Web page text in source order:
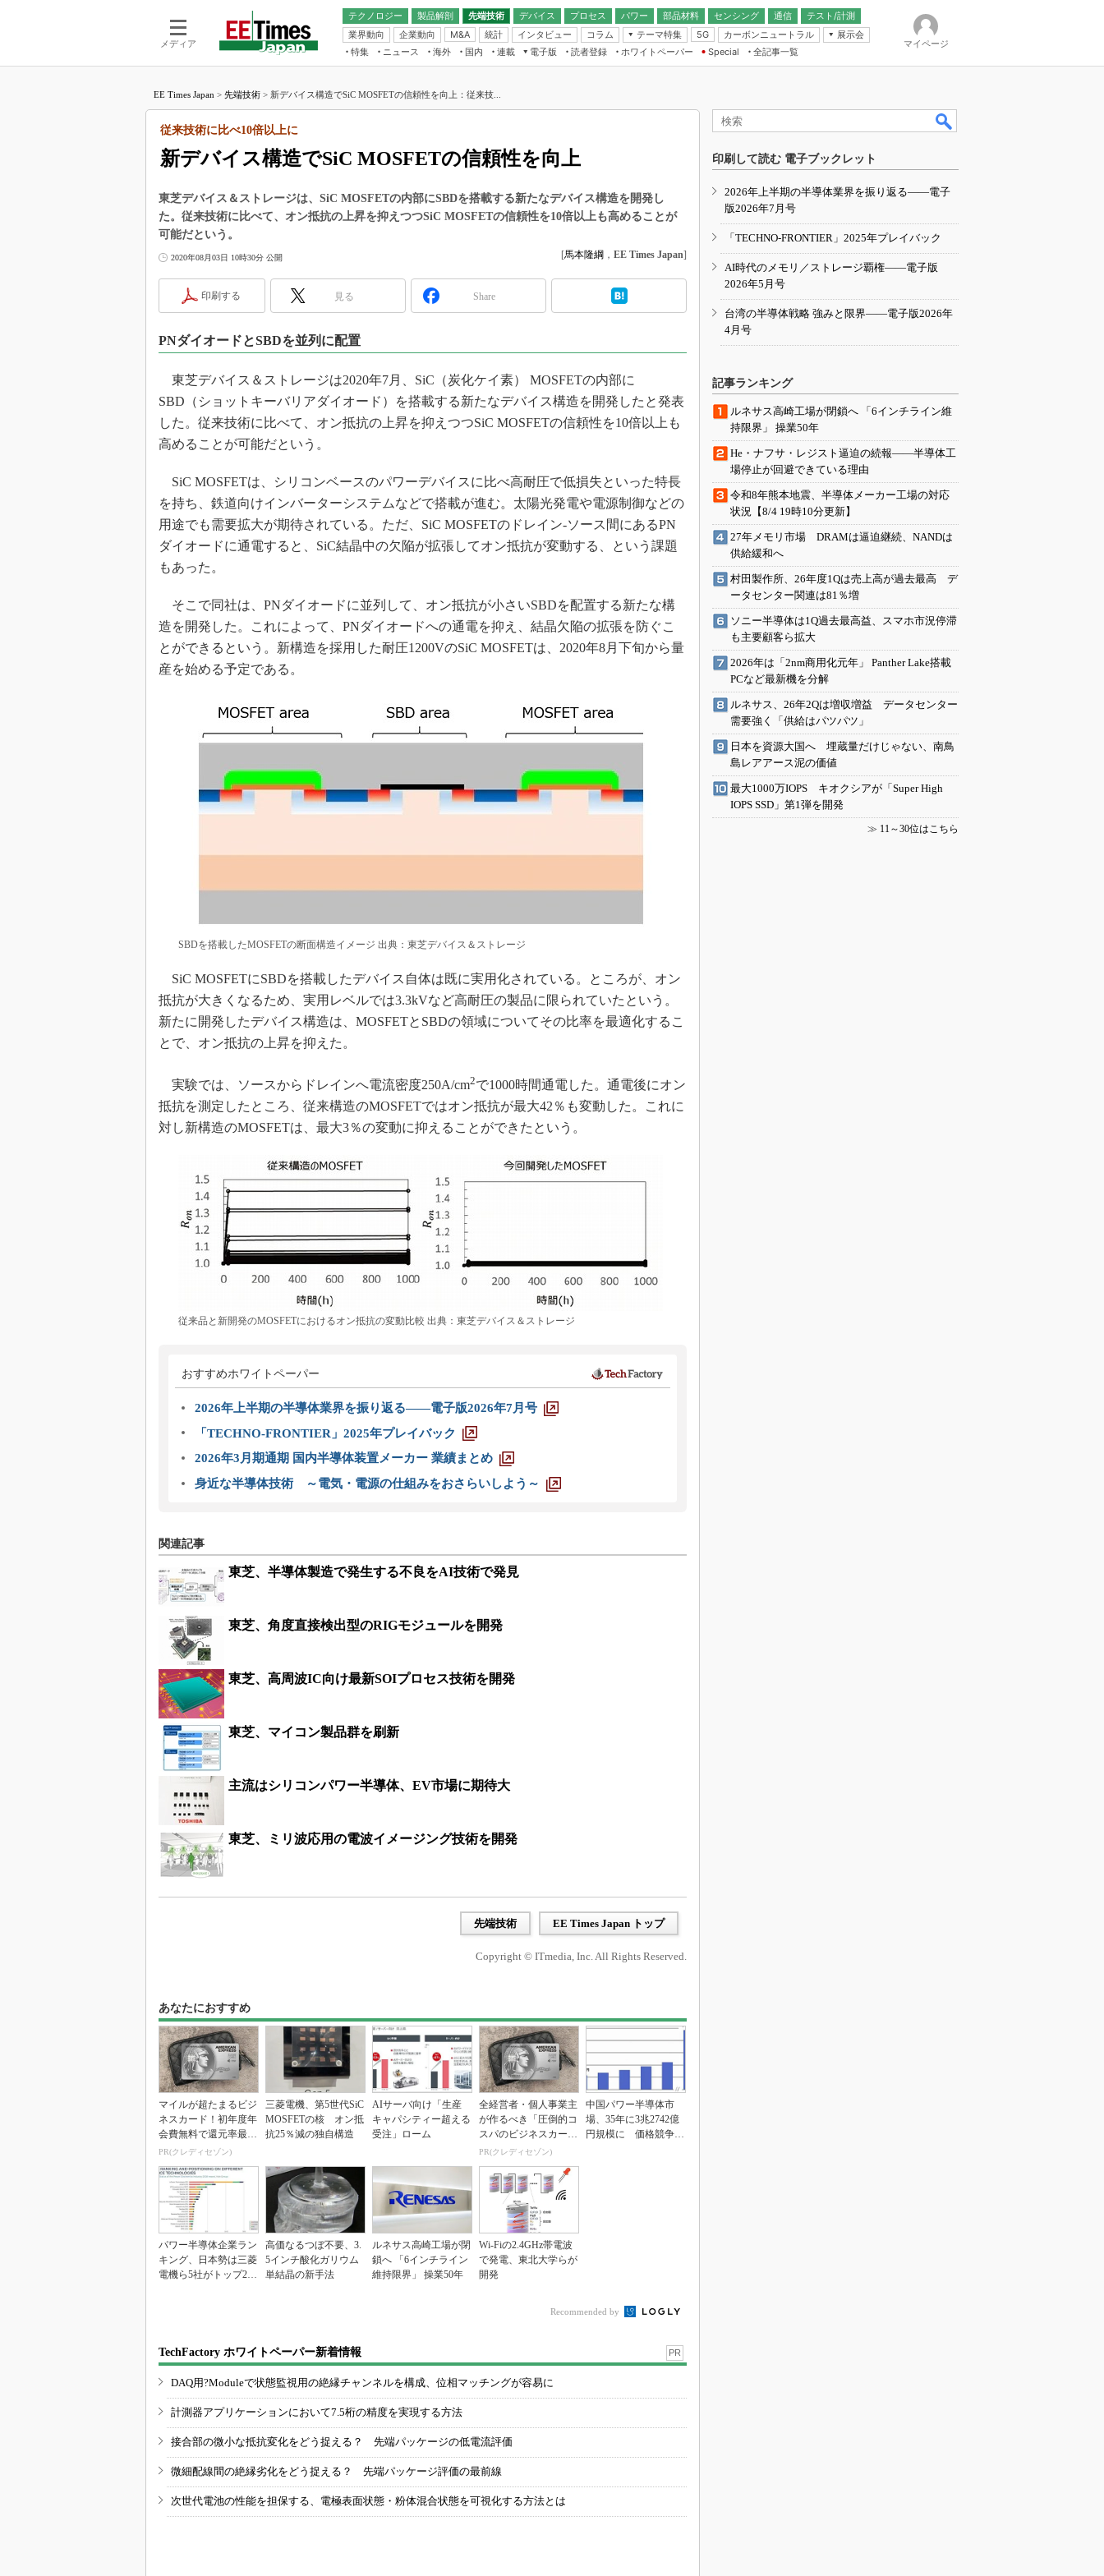
メディア
テクノロジー 製品解剖
先端技術
電池／エネルギー
デバイス
アナログ
マイコン
プロセス パワー 部品材料 センシング
通信
無線
テスト/計測
業界動向
企業動向 M&A 統計 インタビュー コラム
テーマ特集
フィジカルAI
読者調査（EE Times Research）
IoT
エレクトロニクス入門（EDN
5G カーボンニュートラル
展示会
IoT・エッジコンピューティング
EXPO
TECHNO-FRONTIER
人とくるま展
特集 ニュース 海外 国内
連載
福田昭のデバイス通信
リタイア直前エンジニアの社会人大
学漂流記
この10年で起こったこと、次の10年
製品分解で探るアジアの新トレンド
光伝送技術を知る
“異端児エンジニア”が仕掛けた社内
改革、執念の180日
IHSアナリスト「未来展望」
「英語に愛されないエンジニア」の
ための新行動論
電子版
電子ブックレット
読者登録 ホワイトペーパー
Special
全記事一覧
マイページ
EE Times Japan > 先端技術 > 新デバイス構造でSiC MOSFETの信頼性を向上：従来技...
新デバイス構造でSiC MOSFETの信頼性を向上
従来技術に比べ10倍以上に
東芝デバイス＆ストレージは、SiC MOSFETの内部にSBDを搭載する新たなデバイス構造を開発し
た。従来技術に比べて、オン抵抗の上昇を抑えつつSiC MOSFETの信頼性を10倍以上も高めることが
可能だという。
2020年08月03日 10時30分 公開 [馬本隆綱 ， EE Times Japan]
印刷する 見る Share
PNダイオードとSBDを並列に配置
東芝デバイス＆ストレージは2020年7月、SiC（炭化ケイ素） MOSFETの内部に
SBD（ショットキーバリアダイオード）を搭載する新たなデバイス構造を開発したと発表
した。従来技術に比べて、オン抵抗の上昇を抑えつつSiC MOSFETの信頼性を10倍以上も
高めることが可能だという。
SiC MOSFETは、シリコンベースのパワーデバイスに比べ高耐圧で低損失といった特長
を持ち、鉄道向けインバーターシステムなどで搭載が進む。太陽光発電や電源制御などの
用途でも需要拡大が期待されている。ただ、SiC MOSFETのドレイン‐ソース間にあるPN
ダイオードに通電すると、SiC結晶中の欠陥が拡張してオン抵抗が変動する、という課題
もあった。
そこで同社は、PNダイオードに並列して、オン抵抗が小さいSBDを配置する新たな構
造を開発した。これによって、PNダイオードへの通電を抑え、結晶欠陥の拡張を防ぐこ
とができるという。新構造を採用した耐圧1200VのSiC MOSFETは、2020年8月下旬から量
産を始める予定である。
SBDを搭載したMOSFETの断面構造イメージ 出典：東芝デバイス＆ストレージ
SiC MOSFETにSBDを搭載したデバイス自体は既に実用化されている。ところが、オン
抵抗が大きくなるため、実用レベルでは3.3kVなど高耐圧の製品に限られていたという。
新たに開発したデバイス構造は、MOSFETとSBDの領域についてその比率を最適化するこ
とで、オン抵抗の上昇を抑えた。
実験では、ソースからドレインへ電流密度250A/cm2で1000時間通電した。通電後にオン
抵抗を測定したところ、従来構造のMOSFETではオン抵抗が最大42％も変動した。これに
対し新構造のMOSFETは、最大3％の変動に抑えることができたという。
従来品と新開発のMOSFETにおけるオン抵抗の変動比較 出典：東芝デバイス＆ストレージ
おすすめホワイトペーパー
2026年上半期の半導体業界を振り返る――電子版2026年7月号
「TECHNO-FRONTIER」2025年プレイバック
2026年3月期通期 国内半導体装置メーカー 業績まとめ
身近な半導体技術 ～電気・電源の仕組みをおさらいしよう～
関連記事
東芝、半導体製造で発生する不良をAI技術で発見
東芝、角度直接検出型のRIGモジュールを開発
東芝、高周波IC向け最新SOIプロセス技術を開発
東芝、マイコン製品群を刷新
主流はシリコンパワー半導体、EV市場に期待大
東芝、ミリ波応用の電波イメージング技術を開発
先端技術 EE Times Japan トップ
Copyright © ITmedia, Inc. All Rights Reserved.
あなたにおすすめ
マイルが超たまるビジ
ネスカード！初年度年
会費無料で還元率最大
1.125%
PR(クレディセゾン)
三菱電機、第5世代SiC
MOSFETの核 オン抵
抗25％減の独自構造
AIサーバ向け「生産
キャパシティー超える
受注」ローム
全経営者・個人事業主
が作るべき「圧倒的コ
スパのビジネスカー
ド」
PR(クレディセゾン)
中国パワー半導体市
場、35年に3兆2742億
円規模に 価格競争さ
パワー半導体企業ラン
キング、日本勢は三菱
電機ら5社がトップ20
高価なるつぼ不要、3.
5インチ酸化ガリウム
単結晶の新手法
ルネサス高崎工場が閉
鎖へ 「6インチライン
維持限界」 操業50年
Wi-Fiの2.4GHz帯電波
で発電、東北大学らが
開発
Recommended by
TechFactory ホワイトペーパー新着情報 PR
DAQ用?Moduleで状態監視用の絶縁チャンネルを構成、位相マッチングが容易に
計測器アプリケーションにおいて7.5桁の精度を実現する方法
接合部の微小な抵抗変化をどう捉える？ 先端パッケージの低電流評価
微細配線間の絶縁劣化をどう捉える？ 先端パッケージ評価の最前線
次世代電池の性能を担保する、電極表面状態・粉体混合状態を可視化する方法とは
印刷して読む 電子ブックレット
2026年上半期の半導体業界を振り返る――電子
版2026年7月号
「TECHNO-FRONTIER」2025年プレイバック
AI時代のメモリ／ストレージ覇権――電子版
2026年5月号
台湾の半導体戦略 強みと限界――電子版2026年
4月号
記事ランキング
ルネサス高崎工場が閉鎖へ 「6インチライン維
持限界」 操業50年
He・ナフサ・レジスト逼迫の続報――半導体工
場停止が回避できている理由
令和8年熊本地震、半導体メーカー工場の対応
状況【8/4 19時10分更新】
27年メモリ市場 DRAMは逼迫継続、NANDは
供給緩和へ
村田製作所、26年度1Qは売上高が過去最高 デ
ータセンター関連は81％増
ソニー半導体は1Q過去最高益、スマホ市況停滞
も主要顧客ら拡大
2026年は「2nm商用化元年」 Panther Lake搭載
PCなど最新機を分解
ルネサス、26年2Qは増収増益 データセンター
需要強く「供給はパツパツ」
日本を資源大国へ 埋蔵量だけじゃない、南鳥
島レアアース泥の価値
最大1000万IOPS キオクシアが「Super High
IOPS SSD」第1弾を開発
≫ 11～30位はこちら